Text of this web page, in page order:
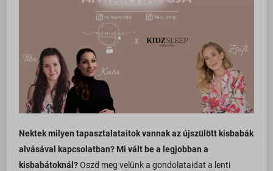
Nektek milyen tapasztalataitok vannak az újszülött kisbabák
alvásával kapcsolatban? Mi vált be a legjobban a
kisbabátoknál?Oszd meg velünk a gondolataidat a lenti